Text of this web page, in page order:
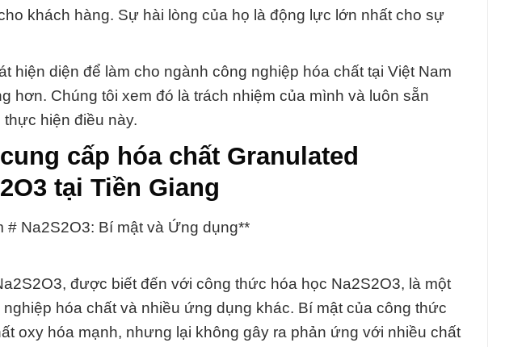
khách hàng. Sự hài lòng của họ là động lực lớn nhất cho sự
hiện diện để làm cho ngành công nghiệp hóa chất tại Việt Nam
hơn. Chúng tôi xem đó là trách nhiệm của mình và luôn sẵn
hiện điều này.
cấp hóa chất Granulated
tại Tiền Giang
# Na2S2O3: Bí mật và Ứng dụng**
được biết đến với công thức hóa học Na2S2O3, là một
hóa chất và nhiều ứng dụng khác. Bí mật của công thức
oxy hóa mạnh, nhưng lại không gây ra phản ứng với nhiều chất